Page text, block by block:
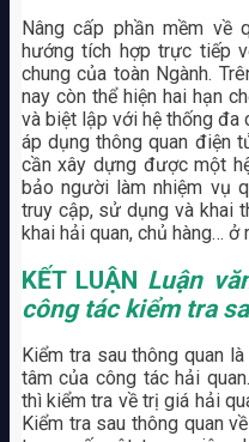
Nâng cấp phần mềm
hướng tích hợp trực tiếp
chung của toàn Ngành.
nay còn thể hiện hai hạn
và biệt lập với hệ thống đa
áp dụng thông quan điện
cần xây dựng được một
bảo người làm nhiệm vụ
truy cập, sử dụng và khai
khai hải quan, chủ hàng…
KẾT LUẬN Luận
công tác kiểm tra
Kiểm tra sau thông quan
tâm của công tác hải
thì kiểm tra về trị giá hải
Kiểm tra sau thông quan